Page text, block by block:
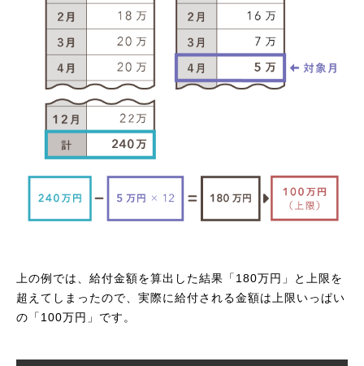
上の例では、給付金額を算出した結果「180万円」と上限を
超えてしまったので、実際に給付される金額は上限いっぱい
の「100万円」です。